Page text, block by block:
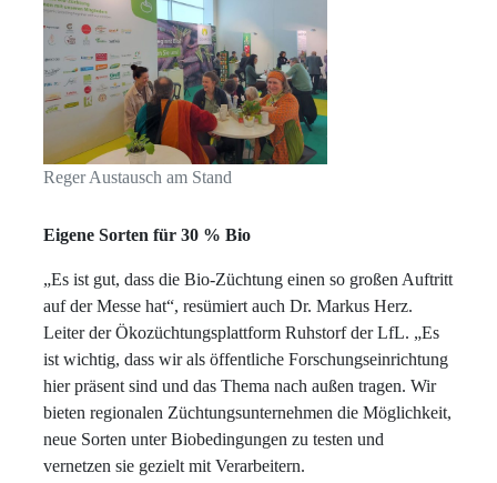
Reger Austausch am Stand
Eigene Sorten für 30 % Bio
„Es ist gut, dass die Bio-Züchtung einen so großen Auftritt
auf der Messe hat“, resümiert auch Dr. Markus Herz.
Leiter der Ökozüchtungsplattform Ruhstorf der LfL. „Es
ist wichtig, dass wir als öffentliche Forschungseinrichtung
hier präsent sind und das Thema nach außen tragen. Wir
bieten regionalen Züchtungsunternehmen die Möglichkeit,
neue Sorten unter Biobedingungen zu testen und
vernetzen sie gezielt mit Verarbeitern.